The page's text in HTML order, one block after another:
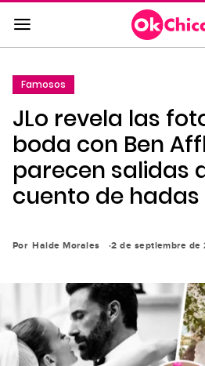
Saltar
al
contenido
a
la
navegación
principal
Famosos
JLo revela las
boda con Ben
parecen salidas
cuento de hadas
Por Haide Morales 2 de septiembre de